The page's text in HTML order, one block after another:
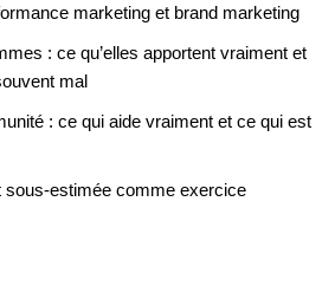
marketing et brand marketing
: ce qu’elles apportent vraiment et
mal
: ce qui aide vraiment et ce qui est
sous-estimée comme exercice